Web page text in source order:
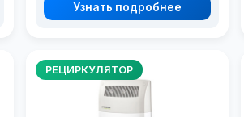
Узнать подробнее
РЕЦИРКУЛЯТОР